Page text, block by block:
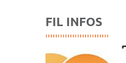
FIL INFOS